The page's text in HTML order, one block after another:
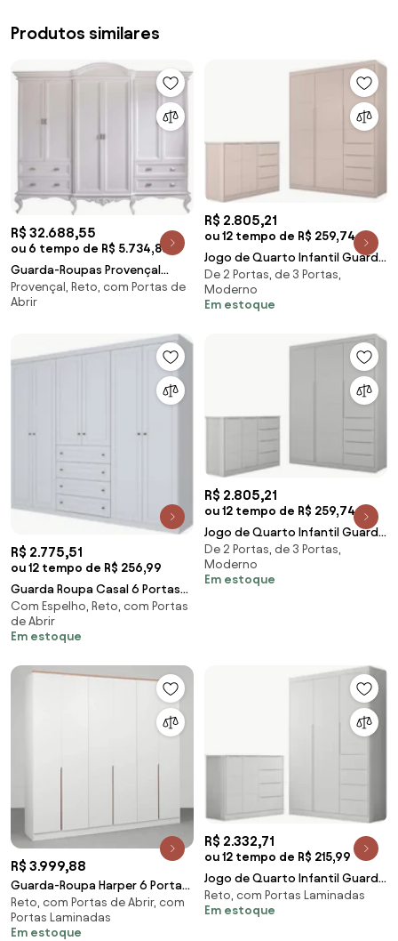
Produtos similares
R$ 32.688,55
ou 6 tempo de R$ 5.734,83
Guarda-Roupas Provençal
Clássico Lavanda - Branco
Kleiner
Provençal, Reto, com Portas de
Abrir
R$ 2.805,21
ou 12 tempo de R$ 259,74
Jogo de Quarto Infantil Guarda
Roupa e Cômoda Pérola Rose -
Phoenix
De 2 Portas, de 3 Portas,
Moderno
Em estoque
R$ 2.775,51
ou 12 tempo de R$ 256,99
Guarda Roupa Casal 6 Portas
Americano Branco - Henn
Com Espelho, Reto, com Portas
de Abrir
Em estoque
R$ 2.805,21
ou 12 tempo de R$ 259,74
Jogo de Quarto Infantil Guarda
Roupa e Cômoda Pérola Cinza -
Phoenix
De 2 Portas, de 3 Portas,
Moderno
Em estoque
R$ 3.999,88
Guarda-Roupa Harper 6 Portas
2,40m - Branco
Reto, com Portas de Abrir, com
Portas Laminadas
Em estoque
R$ 2.332,71
ou 12 tempo de R$ 215,99
Jogo de Quarto Infantil Guarda
Roupa e Cômoda Lilly Z39
Branco - Mpoze
Reto, com Portas Laminadas
Em estoque